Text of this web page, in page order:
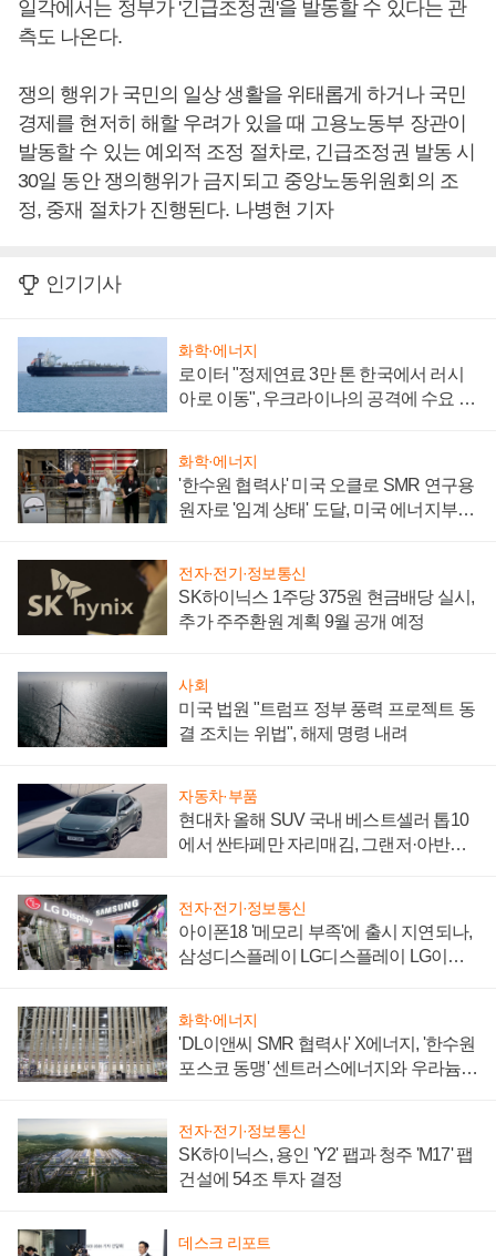
일각에서는 정부가 '긴급조정권'을 발동할 수 있다는 관
측도 나온다.
쟁의 행위가 국민의 일상 생활을 위태롭게 하거나 국민
경제를 현저히 해할 우려가 있을 때 고용노동부 장관이
발동할 수 있는 예외적 조정 절차로, 긴급조정권 발동 시
30일 동안 쟁의행위가 금지되고 중앙노동위원회의 조
정, 중재 절차가 진행된다. 나병현 기자
인기기사
화학·에너지
로이터 "정제연료 3만 톤 한국에서 러시
아로 이동", 우크라이나의 공격에 수요 늘
화학·에너지
'한수원 협력사' 미국 오클로 SMR 연구용
원자로 '임계 상태' 도달, 미국 에너지부
전자·전기·정보통신
SK하이닉스 1주당 375원 현금배당 실시,
추가 주주환원 계획 9월 공개 예정
사회
미국 법원 "트럼프 정부 풍력 프로젝트 동
결 조치는 위법", 해제 명령 내려
자동차·부품
현대차 올해 SUV 국내 베스트셀러 톱10
에서 싼타페만 자리매김, 그랜저·아반떼
전자·전기·정보통신
아이폰18 '메모리 부족'에 출시 지연되나,
삼성디스플레이 LG디스플레이 LG이노
화학·에너지
'DL이앤씨 SMR 협력사' X에너지, '한수원
포스코 동맹' 센트러스에너지와 우라늄
전자·전기·정보통신
SK하이닉스, 용인 'Y2' 팹과 청주 'M17' 팹
건설에 54조 투자 결정
데스크 리포트